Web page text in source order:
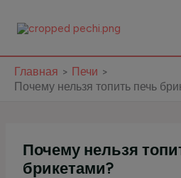
Главная
Печи
Почему нельзя топить печь
Почему нельзя
брикетами?